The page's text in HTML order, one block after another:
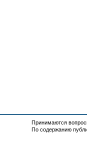
Принимаются
По содержанию